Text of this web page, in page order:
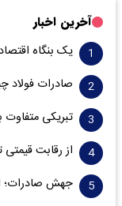
آخرین اخبار
یک بنگاه
صادرات فولاد چین ۴.۴ درصد
تبریکی متفاوت
از رقابت قیمتی
جهش صادرات؛